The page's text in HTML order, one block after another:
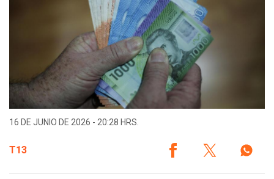
16 DE JUNIO DE 2026 - 20:28 HRS.
T13